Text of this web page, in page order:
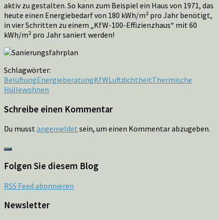
aktiv zu gestalten. So kann zum Beispiel ein Haus von 1971, das
heute einen Energiebedarf von 180 kWh/m² pro Jahr benötigt,
in vier Schritten zu einem „KfW-100-Effizienzhaus“ mit 60
kWh/m² pro Jahr saniert werden!
Schlagwörter:
BelüftungEnergieberatungKfWLuftdichtheitThermische
Hüllewohnen
Schreibe einen Kommentar
Du musstangemeldet sein, um einen Kommentar abzugeben.
Folgen Sie diesem Blog
RSS Feed abonnieren
Newsletter